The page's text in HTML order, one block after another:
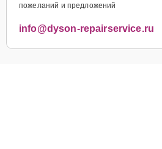
пожеланий и предложений
info@dyson-repairservice.ru